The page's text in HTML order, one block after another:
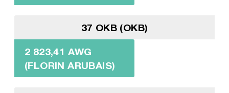
37 OKB (OKB)
2 823,41 AWG
(FLORIN ARUBAIS)